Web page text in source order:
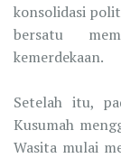
konsolidasi
bersatu
kemerdekaan.
Setelah itu,
Kusumah
Wasita mulai